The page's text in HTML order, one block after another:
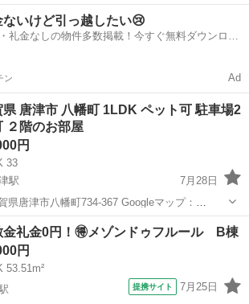
1ヶ月＋最大3万円引越サポートあり！敷金・
数料0円！※契約内容や審査の結果、敷金をお
います。み...
川東駅 アパート ビレッジハウス
ないけど引っ越したい😢
礼金なしの物件多数掲載！今すぐ無料ダウンロー
ン Ad
県 唐津市 八幡町 1LDK ペット可 駐車場2
２階のお部屋
円
33
駅
7月28日
7oLb9ib3THmR19st7?
唐津駅 アパート 1LDK
金礼金0円！🉐メゾンドゥフルール B棟
円
53.51m²
提携サイト 7月25日